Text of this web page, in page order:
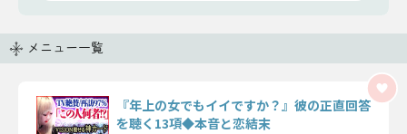
メニュー一覧
『年上の女でもイイですか？』彼の正直回答
を聴く13項◆本音と恋結末